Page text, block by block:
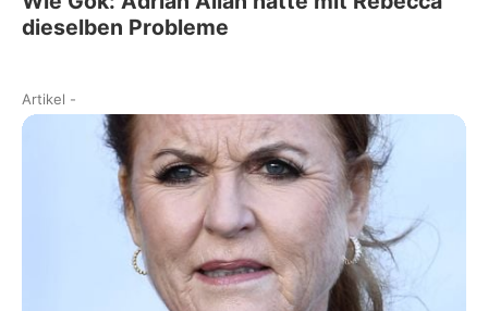
dieselben Probleme
Artikel -